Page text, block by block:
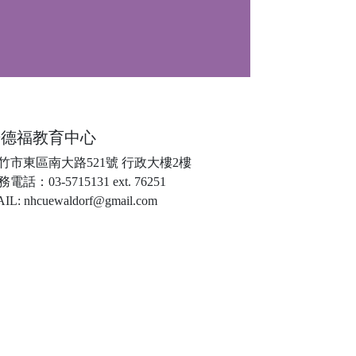
福教育中心
市東區南大路521號 行政大樓2樓
電話：03-5715131 ext. 76251
nhcuewaldorf@gmail.com